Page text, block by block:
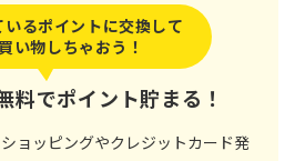
いるポイントに交換して
い物しちゃおう！
料でポイント貯まる！
ョッピングやクレジットカード発